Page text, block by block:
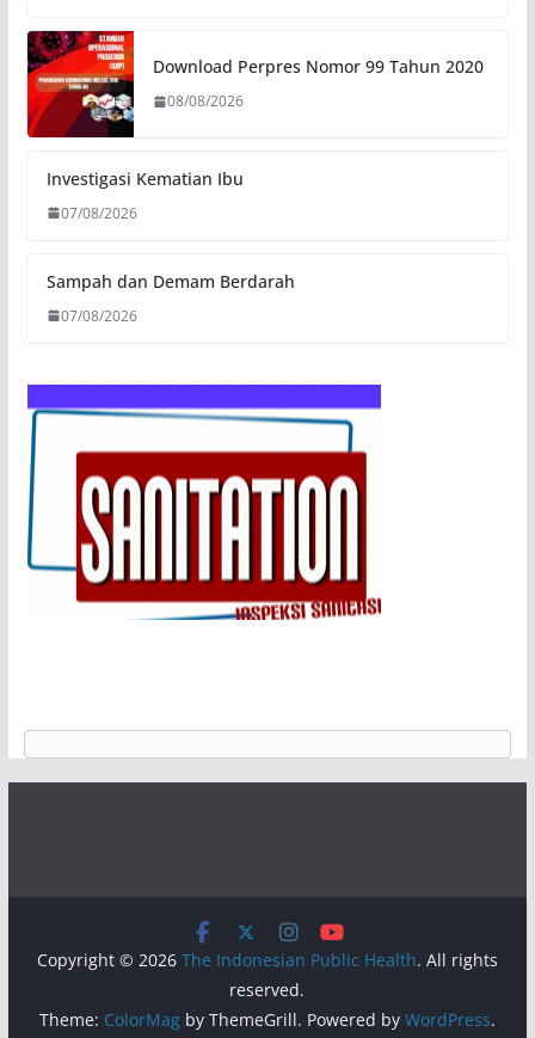
Download Perpres Nomor 99 Tahun 2020
08/08/2026
Investigasi Kematian Ibu
07/08/2026
Sampah dan Demam Berdarah
07/08/2026
Copyright © 2026 The Indonesian Public Health. All rights
reserved.
Theme: ColorMagby ThemeGrill. Powered by WordPress.